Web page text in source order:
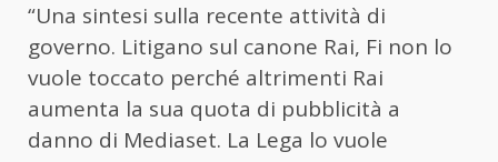
“Una sintesi sulla recente attività di
governo. Litigano sul canone Rai, Fi non lo
vuole toccato perché altrimenti Rai
aumenta la sua quota di pubblicità a
danno di Mediaset. La Lega lo vuole